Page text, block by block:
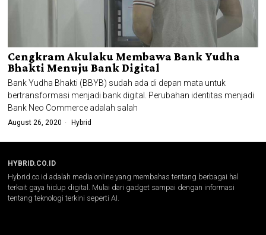
Cengkram Akulaku Membawa Bank Yudha
Bhakti Menuju Bank Digital
Bank Yudha Bhakti (BBYB) sudah ada di depan mata untuk
bertransformasi menjadi bank digital. Perubahan identitas menjadi
Bank Neo Commerce adalah salah
August 26, 2020 Hybrid
HYBRID.CO.ID
Hybrid.co.id adalah media online yang membahas tentang berbagai hal
terkait gaya hidup digital. Mulai dari gadget sampai dengan informasi
tentang teknologi terkini seperti AI.